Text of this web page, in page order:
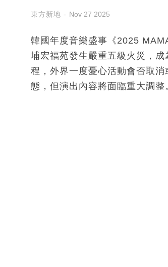
東方新地 Nov 27 2025
韓國年度音樂盛事《2025
埔宏福苑發生嚴重五級火災，
程，外界一度憂心活動會否取
態，但演出內容將面臨重大調整